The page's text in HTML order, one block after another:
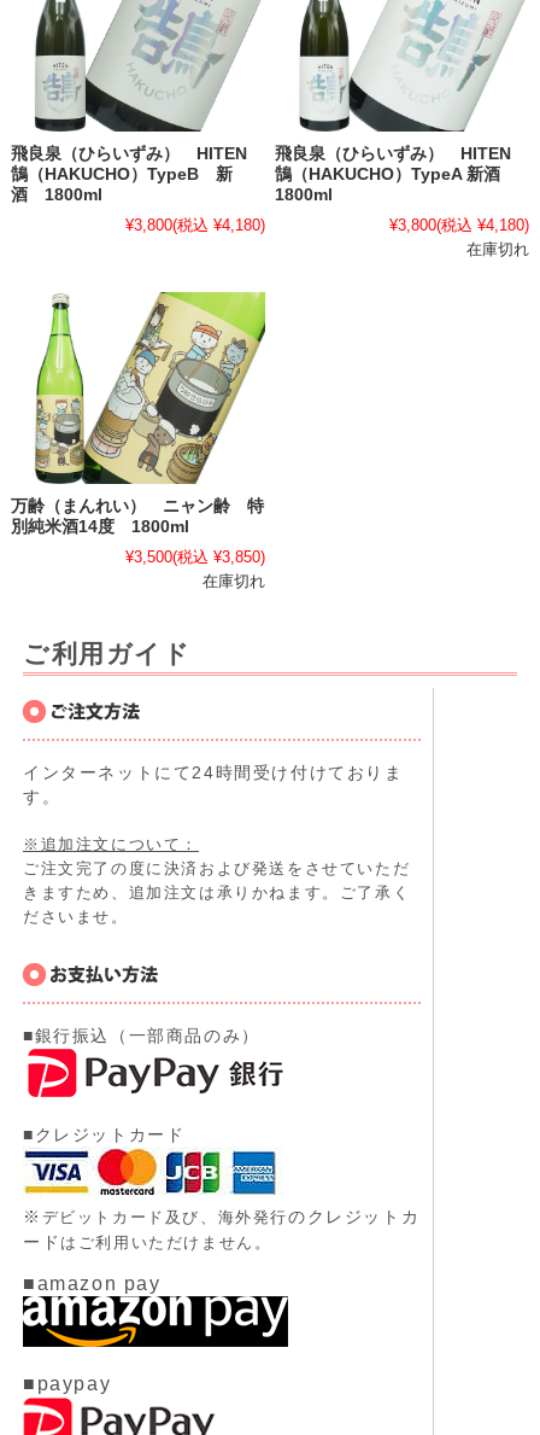
飛良泉（ひらいずみ） HITEN
鵠（HAKUCHO）TypeB 新
酒 1800ml
¥3,800(税込 ¥4,180)
飛良泉（ひらいずみ） HITEN
鵠（HAKUCHO）TypeA 新酒
1800ml
¥3,800(税込 ¥4,180)
在庫切れ
万齢（まんれい） ニャン齢 特
別純米酒14度 1800ml
¥3,500(税込 ¥3,850)
在庫切れ
ご利用ガイド
インターネットにて24時間受け付けておりま
す。
※追加注文について：
ご注文完了の度に決済および発送をさせていただ
きますため、追加注文は承りかねます。ご了承く
ださいませ。
■銀行振込（一部商品のみ）
■クレジットカード
※ デビットカード及び、 海外発行のクレジットカ
ード はご利用いただけません。
■amazon pay
■paypay